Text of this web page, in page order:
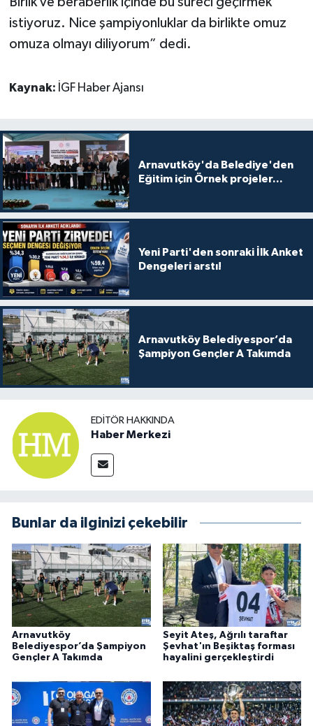
istiyoruz. Nice şampiyonluklar da birlikte omuz
omuza olmayı diliyorum” dedi.
Kaynak: İGF Haber Ajansı
Arnavutköy'da Belediye'den
Eğitim için Örnek projeler...
Yeni Parti'den sonraki İlk Anket
Dengeleri arstı!
Arnavutköy Belediyespor’da
Şampiyon Gençler A Takımda
EDITÖR HAKKINDA
Haber Merkezi
Bunlar da ilginizi çekebilir
Arnavutköy
Belediyespor’da Şampiyon
Gençler A Takımda
Seyit Ateş, Ağrılı taraftar
Şevhat'ın Beşiktaş forması
hayalini gerçekleştirdi